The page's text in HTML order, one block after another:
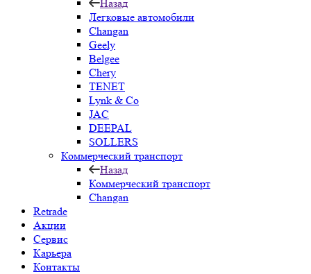
Назад
Легковые автомобили
Changan
Geely
Belgee
Chery
TENET
Lynk & Co
JAC
DEEPAL
SOLLERS
Коммерческий транспорт
Назад
Коммерческий транспорт
Changan
Retrade
Акции
Сервис
Карьера
Контакты